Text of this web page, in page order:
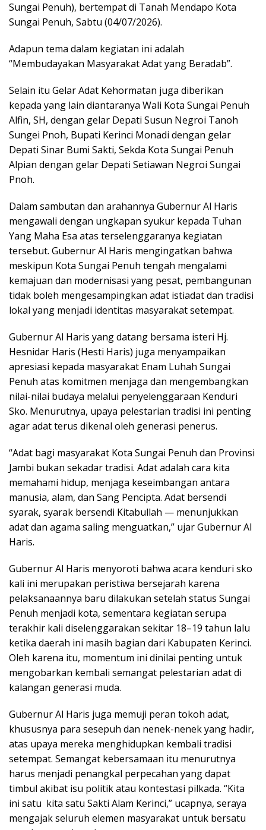
Sungai Penuh), bertempat di Tanah Mendapo Kota
Sungai Penuh, Sabtu (04/07/2026).
Adapun tema dalam kegiatan ini adalah
“Membudayakan Masyarakat Adat yang Beradab”.
Selain itu Gelar Adat Kehormatan juga diberikan
kepada yang lain diantaranya Wali Kota Sungai Penuh
Alfin, SH, dengan gelar Depati Susun Negroi Tanoh
Sungei Pnoh, Bupati Kerinci Monadi dengan gelar
Depati Sinar Bumi Sakti, Sekda Kota Sungai Penuh
Alpian dengan gelar Depati Setiawan Negroi Sungai
Pnoh.
Dalam sambutan dan arahannya Gubernur Al Haris
mengawali dengan ungkapan syukur kepada Tuhan
Yang Maha Esa atas terselenggaranya kegiatan
tersebut. Gubernur Al Haris mengingatkan bahwa
meskipun Kota Sungai Penuh tengah mengalami
kemajuan dan modernisasi yang pesat, pembangunan
tidak boleh mengesampingkan adat istiadat dan tradisi
lokal yang menjadi identitas masyarakat setempat.
Gubernur Al Haris yang datang bersama isteri Hj.
Hesnidar Haris (Hesti Haris) juga menyampaikan
apresiasi kepada masyarakat Enam Luhah Sungai
Penuh atas komitmen menjaga dan mengembangkan
nilai-nilai budaya melalui penyelenggaraan Kenduri
Sko. Menurutnya, upaya pelestarian tradisi ini penting
agar adat terus dikenal oleh generasi penerus.
“Adat bagi masyarakat Kota Sungai Penuh dan Provinsi
Jambi bukan sekadar tradisi. Adat adalah cara kita
memahami hidup, menjaga keseimbangan antara
manusia, alam, dan Sang Pencipta. Adat bersendi
syarak, syarak bersendi Kitabullah — menunjukkan
adat dan agama saling menguatkan,” ujar Gubernur Al
Haris.
Gubernur Al Haris menyoroti bahwa acara kenduri sko
kali ini merupakan peristiwa bersejarah karena
pelaksanaannya baru dilakukan setelah status Sungai
Penuh menjadi kota, sementara kegiatan serupa
terakhir kali diselenggarakan sekitar 18–19 tahun lalu
ketika daerah ini masih bagian dari Kabupaten Kerinci.
Oleh karena itu, momentum ini dinilai penting untuk
mengobarkan kembali semangat pelestarian adat di
kalangan generasi muda.
Gubernur Al Haris juga memuji peran tokoh adat,
khususnya para sesepuh dan nenek-nenek yang hadir,
atas upaya mereka menghidupkan kembali tradisi
setempat. Semangat kebersamaan itu menurutnya
harus menjadi penangkal perpecahan yang dapat
timbul akibat isu politik atau kontestasi pilkada. “Kita
ini satu kita satu Sakti Alam Kerinci,” ucapnya, seraya
mengajak seluruh elemen masyarakat untuk bersatu